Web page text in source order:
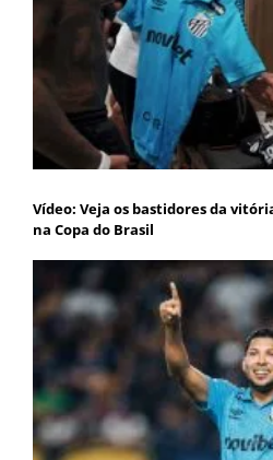
Vídeo: Veja os bastidores da
na Copa do Brasil